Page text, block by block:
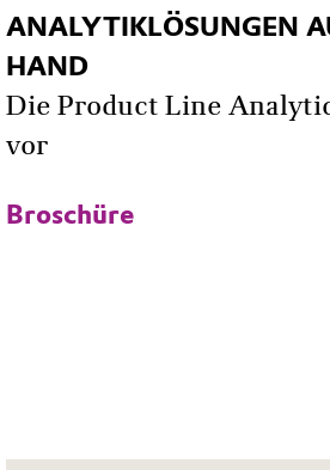
ANALYTIKLÖSUNGEN
HAND
Die Product Line
vor
Broschüre